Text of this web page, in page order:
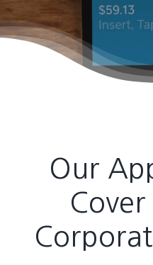
Our
Cover